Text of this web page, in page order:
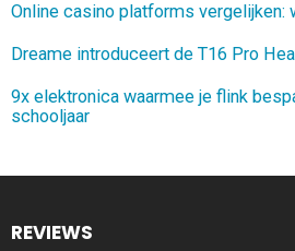
Online casino platforms vergelijken:
Dreame introduceert de T16 Pro
9x elektronica waarmee je flink
schooljaar
REVIEWS